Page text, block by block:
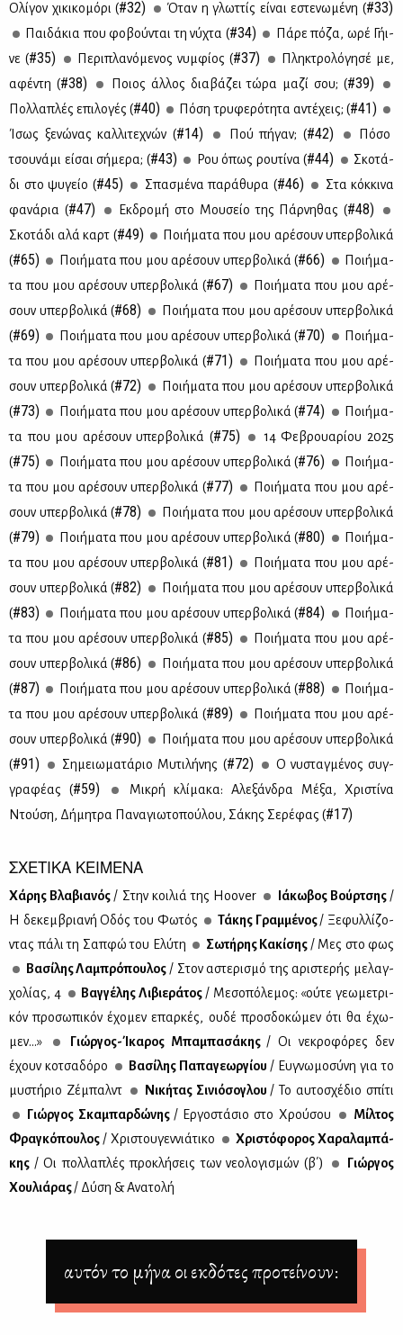
Ολί­γον χι­κι­κο­μό­ρι (#32) Όταν η γλωτ­τίς εί­ναι εστε­νω­μέ­νη (#33)
Παι­δά­κια που φο­βού­νται τη νύ­χτα (#34)
Πά­ρε πό­ζα, ωρέ Γή­ι­
νε (#35) Πε­ρι­πλα­νό­με­νος νυμ­φί­ος (#37)
Πλη­κτρο­λό­γη­σέ με,
αφέ­ντη (#38) Ποιος άλ­λος δια­βά­ζει τώ­ρα μα­ζί σου; (#39)
Πολ­λα­πλές επι­λο­γές (#40) Πό­ση τρυ­φε­ρό­τη­τα αντέ­χεις; (#41)
Ίσως ξε­νώ­νας καλ­λι­τε­χνών (#14) Πού πή­γαν; (#42)
Πό­σο
τσου­νά­μι εί­σαι σή­με­ρα; (#43) Ρου όπως ρου­τί­να (#44)
Σκο­τά­
δι στο ψυ­γείο (#45) Σπα­σμέ­να πα­ρά­θυ­ρα (#46)
Στα κόκ­κι­να
φα­νά­ρια (#47) Εκ­δρο­μή στο Μου­σείο της Πάρ­νη­θας (#48)
Σκο­τά­δι αλά καρτ (#49)
Ποι­ή­μα­τα που μου αρέ­σουν υπερ­βο­λι­κά
(#65) Ποι­ή­μα­τα που μου αρέ­σουν υπερ­βο­λι­κά (#66)
Ποι­ή­μα­
τα που μου αρέ­σουν υπερ­βο­λι­κά (#67)
Ποι­ή­μα­τα που μου αρέ­
σουν υπερ­βο­λι­κά (#68)
Ποι­ή­μα­τα που μου αρέ­σουν υπερ­βο­λι­κά
(#69) Ποι­ή­μα­τα που μου αρέ­σουν υπερ­βο­λι­κά (#70)
Ποι­ή­μα­
τα που μου αρέ­σουν υπερ­βο­λι­κά (#71)
Ποι­ή­μα­τα που μου αρέ­
σουν υπερ­βο­λι­κά (#72)
Ποι­ή­μα­τα που μου αρέ­σουν υπερ­βο­λι­κά
(#73) Ποι­ή­μα­τα που μου αρέ­σουν υπερ­βο­λι­κά (#74)
Ποι­ή­μα­
τα που μου αρέ­σουν υπερ­βο­λι­κά (#75)
14 Φε­βρουα­ρί­ου 2025
(#75) Ποι­ή­μα­τα που μου αρέ­σουν υπερ­βο­λι­κά (#76)
Ποι­ή­μα­
τα που μου αρέ­σουν υπερ­βο­λι­κά (#77)
Ποι­ή­μα­τα που μου αρέ­
σουν υπερ­βο­λι­κά (#78)
Ποι­ή­μα­τα που μου αρέ­σουν υπερ­βο­λι­κά
(#79) Ποι­ή­μα­τα που μου αρέ­σουν υπερ­βο­λι­κά (#80)
Ποι­ή­μα­
τα που μου αρέ­σουν υπερ­βο­λι­κά (#81)
Ποι­ή­μα­τα που μου αρέ­
σουν υπερ­βο­λι­κά (#82)
Ποι­ή­μα­τα που μου αρέ­σουν υπερ­βο­λι­κά
(#83) Ποι­ή­μα­τα που μου αρέ­σουν υπερ­βο­λι­κά (#84)
Ποι­ή­μα­
τα που μου αρέ­σουν υπερ­βο­λι­κά (#85)
Ποι­ή­μα­τα που μου αρέ­
σουν υπερ­βο­λι­κά (#86)
Ποι­ή­μα­τα που μου αρέ­σουν υπερ­βο­λι­κά
(#87) Ποι­ή­μα­τα που μου αρέ­σουν υπερ­βο­λι­κά (#88)
Ποι­ή­μα­
τα που μου αρέ­σουν υπερ­βο­λι­κά (#89)
Ποι­ή­μα­τα που μου αρέ­
σουν υπερ­βο­λι­κά (#90)
Ποι­ή­μα­τα που μου αρέ­σουν υπερ­βο­λι­κά
(#91) Ση­μειω­μα­τά­ριο Μυ­τι­λή­νης (#72)
Ο νυ­σταγ­μέ­νος συγ­
γρα­φέ­ας (#59)
Μι­κρή κλί­μα­κα: Αλε­ξάν­δρα Μέ­ξα, Χρι­στί­να
Ντού­ση, Δή­μη­τρα Πα­να­γιω­το­πού­λου, Σά­κης Σε­ρέ­φας (#17)
ΣΧΕΤΙΚΑ ΚΕΙΜΕΝΑ
Χά­ρης Βλα­βια­νός/ Στην κοι­λιά της Hoover Ιά­κω­βος Βούρ­τσης/
Η δε­κεμ­βρια­νή Οδός του Φω­τός
Τά­κης Γραμ­μέ­νος/ Ξε­φυλ­λί­ζο­
ντας πά­λι τη Σαπ­φώ του Ελύ­τη
Σω­τή­ρης Κα­κί­σης/ Μες στο φως
Βα­σί­λης Λα­μπρό­που­λος/ Στον αστε­ρι­σμό της αρι­στε­ρής με­λαγ­
χο­λί­ας, 4
Βαγ­γέ­λης Λι­βιε­ρά­τος/ Με­σο­πό­λε­μος: «ού­τε γε­ω­με­τρι­
κόν προ­σω­πι­κόν έχο­μεν επαρ­κές, ου­δέ προσ­δο­κώ­μεν ότι θα έχω­
μεν...»
Γιώρ­γος-Ίκα­ρος Μπα­μπα­σά­κης/ Οι νε­κρο­φό­ρες δεν
έχουν κο­τσα­δό­ρο
Βα­σί­λης Πα­πα­γε­ωρ­γί­ου / Ευ­γνω­μο­σύ­νη για το
μυ­στή­ριο Ζέ­μπαλντ
Νι­κή­τας Σι­νιό­σο­γλου/ Το αυ­το­σχέ­διο σπί­τι
Γιώρ­γος Σκα­μπαρ­δώ­νης / Ερ­γο­στά­σιο στο Χρού­σου
Μίλ­τος
Φρα­γκό­που­λος/ Χρι­στου­γεν­νιά­τι­κο
Χρι­στό­φο­ρος Χα­ρα­λα­μπά­
κης / Οι πολ­λα­πλές προ­κλή­σεις των νε­ο­λο­γι­σμών (β΄)
Γιώρ­γος
Χου­λιά­ρας/ Δύ­ση & Ανα­το­λή
αυτόν το μήνα οι εκδότες προτείνουν: